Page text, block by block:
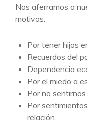
Nos aferramos a
motivos:
Por tener hijos
Recuerdos del
Dependencia
Por el miedo a
Por no
Por
relación.